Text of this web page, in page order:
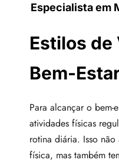
Especialista em
Estilos de
Bem-
Para alcançar o bem-
atividades físicas
rotina diária. Isso não
física, mas também